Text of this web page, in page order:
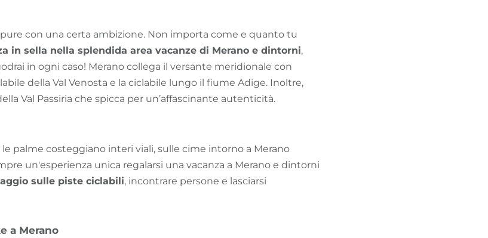
con una certa ambizione. Non importa come e quanto tu
in sella nella splendida area vacanze di Merano e dintorni,
in ogni caso! Merano collega il versante meridionale con
della Val Venosta e la ciclabile lungo il fiume Adige. Inoltre,
Val Passiria che spicca per un’affascinante autenticità.
palme costeggiano interi viali, sulle cime intorno a Merano
un'esperienza unica regalarsi una vacanza a Merano e dintorni
sulle piste ciclabili, incontrare persone e lasciarsi
a Merano